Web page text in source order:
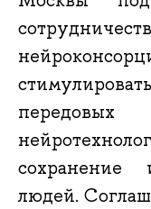
сохранение
людей.